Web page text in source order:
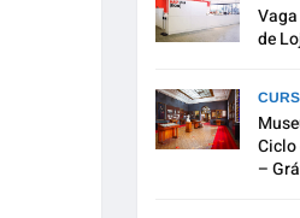
de
–